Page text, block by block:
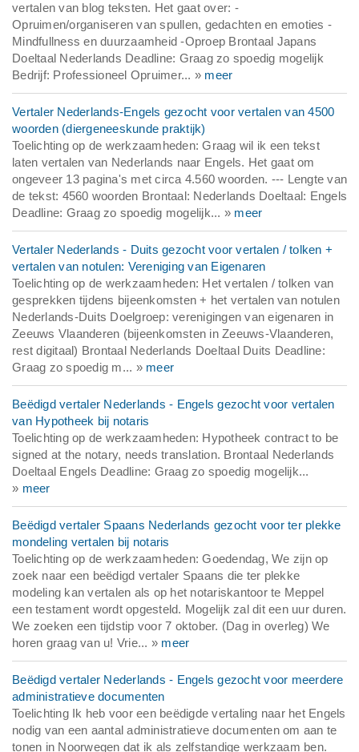
vertalen van blog teksten. Het gaat over: -
Opruimen/organiseren van spullen, gedachten en emoties -
Mindfullness en duurzaamheid -Oproep Brontaal Japans
Doeltaal Nederlands Deadline: Graag zo spoedig mogelijk
Bedrijf: Professioneel Opruimer... » meer
Vertaler Nederlands-Engels gezocht voor vertalen van 4500
woorden (diergeneeskunde praktijk)
Toelichting op de werkzaamheden: Graag wil ik een tekst
laten vertalen van Nederlands naar Engels. Het gaat om
ongeveer 13 pagina's met circa 4.560 woorden. --- Lengte van
de tekst: 4560 woorden Brontaal: Nederlands Doeltaal: Engels
Deadline: Graag zo spoedig mogelijk... » meer
Vertaler Nederlands - Duits gezocht voor vertalen / tolken +
vertalen van notulen: Vereniging van Eigenaren
Toelichting op de werkzaamheden: Het vertalen / tolken van
gesprekken tijdens bijeenkomsten + het vertalen van notulen
Nederlands-Duits Doelgroep: verenigingen van eigenaren in
Zeeuws Vlaanderen (bijeenkomsten in Zeeuws-Vlaanderen,
rest digitaal) Brontaal Nederlands Doeltaal Duits Deadline:
Graag zo spoedig m... » meer
Beëdigd vertaler Nederlands - Engels gezocht voor vertalen
van Hypotheek bij notaris
Toelichting op de werkzaamheden: Hypotheek contract to be
signed at the notary, needs translation. Brontaal Nederlands
Doeltaal Engels Deadline: Graag zo spoedig mogelijk...
» meer
Beëdigd vertaler Spaans Nederlands gezocht voor ter plekke
mondeling vertalen bij notaris
Toelichting op de werkzaamheden: Goedendag, We zijn op
zoek naar een beëdigd vertaler Spaans die ter plekke
modeling kan vertalen als op het notariskantoor te Meppel
een testament wordt opgesteld. Mogelijk zal dit een uur duren.
We zoeken een tijdstip voor 7 oktober. (Dag in overleg) We
horen graag van u! Vrie... » meer
Beëdigd vertaler Nederlands - Engels gezocht voor meerdere
administratieve documenten
Toelichting Ik heb voor een beëdigde vertaling naar het Engels
nodig van een aantal administratieve documenten om aan te
tonen in Noorwegen dat ik als zelfstandige werkzaam ben.